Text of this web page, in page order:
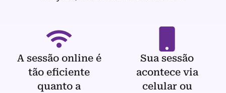
A sessão online é
tão eficiente
quanto a
Sua sessão
acontece via
celular ou